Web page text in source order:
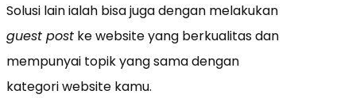
Solusi lain ialah bisa juga dengan melakukan
guest post ke website yang berkualitas dan
mempunyai topik yang sama dengan
kategori website kamu.